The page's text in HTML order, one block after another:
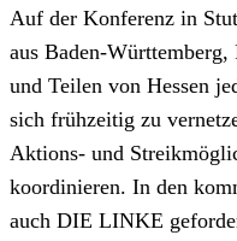
Auf der Konferenz in
aus Baden-
und Teilen von Hessen
sich frühzeitig zu
Aktions- und
koordinieren. In den
auch DIE LINKE